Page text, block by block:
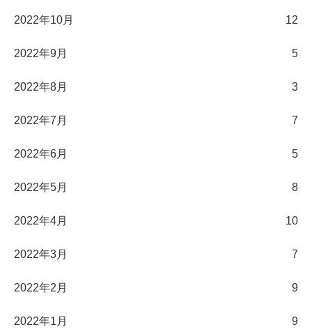
2022年10月 12
2022年9月 5
2022年8月 3
2022年7月 7
2022年6月 5
2022年5月 8
2022年4月 10
2022年3月 7
2022年2月 9
2022年1月 9